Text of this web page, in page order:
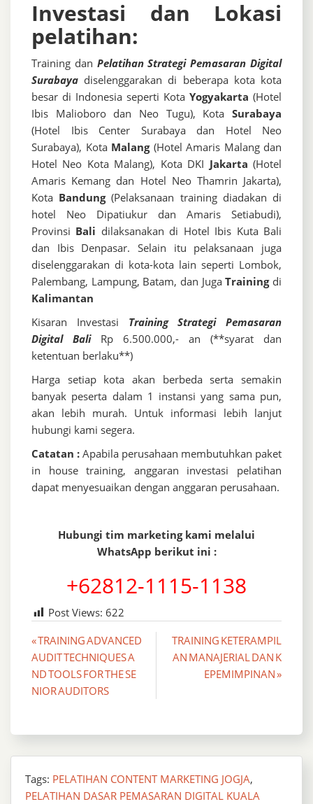
Investasi dan Lokasi
pelatihan:
Training dan Pelatihan Strategi Pemasaran Digital
Surabaya diselenggarakan di beberapa kota kota
besar di Indonesia seperti Kota Yogyakarta (Hotel
Ibis Malioboro dan Neo Tugu), Kota Surabaya
(Hotel Ibis Center Surabaya dan Hotel Neo
Surabaya), Kota Malang(Hotel Amaris Malang dan
Hotel Neo Kota Malang), Kota DKI Jakarta (Hotel
Amaris Kemang dan Hotel Neo Thamrin Jakarta),
Kota Bandung(Pelaksanaan training diadakan di
hotel Neo Dipatiukur dan Amaris Setiabudi),
Provinsi Bali dilaksanakan di Hotel Ibis Kuta Bali
dan Ibis Denpasar. Selain itu pelaksanaan juga
diselenggarakan di kota-kota lain seperti Lombok,
Palembang, Lampung, Batam, dan JugaTrainingdi
Kalimantan
Kisaran Investasi Training Strategi Pemasaran
Digital Bali
Rp 6.500.000,- an (**syarat dan
ketentuan berlaku**)
Harga setiap kota akan berbeda serta semakin
banyak peserta dalam 1 instansi yang sama pun,
akan lebih murah. Untuk informasi lebih lanjut
hubungi kami segera.
Catatan : Apabila perusahaan membutuhkan paket
in house training, anggaran investasi pelatihan
dapat menyesuaikan dengan anggaran perusahaan.
Hubungi tim marketing kami melalui
WhatsApp berikut ini :
+62812-1115-1138
Post Views: 622
Post
navigation
« TRAINING ADVANCED
AUDIT TECHNIQUES A
ND TOOLS FOR THE SE
NIOR AUDITORS
TRAINING KETERAMPIL
AN MANAJERIAL DAN K
EPEMIMPINAN »
Tags: PELATIHAN CONTENT MARKETING JOGJA,
PELATIHAN DASAR PEMASARAN DIGITAL KUALA